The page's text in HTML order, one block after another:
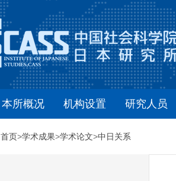
本所概况 机构设置 研究人员
首页>学术成果>学术论文>中日关系